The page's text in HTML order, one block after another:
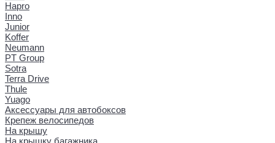
Hapro
Inno
Junior
Koffer
Neumann
PT Group
Sotra
Terra Drive
Thule
Yuago
Аксессуары для автобоксов
Крепеж велосипедов
На крышу
На крышку багажника